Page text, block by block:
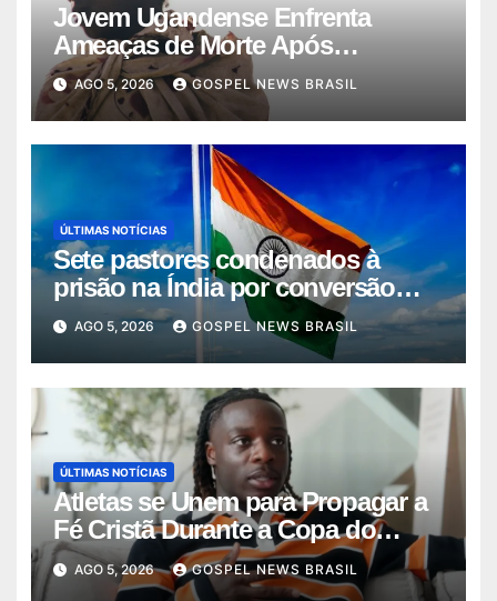
Jovem Ugandense Enfrenta
Ameaças de Morte Após
Converter-se ao Cr…
AGO 5, 2026 GOSPEL NEWS BRASIL
ÚLTIMAS NOTÍCIAS
Sete pastores condenados à
prisão na Índia por conversão
força…
AGO 5, 2026 GOSPEL NEWS BRASIL
ÚLTIMAS NOTÍCIAS
Atletas se Unem para Propagar a
Fé Cristã Durante a Copa do
Mundo
AGO 5, 2026 GOSPEL NEWS BRASIL